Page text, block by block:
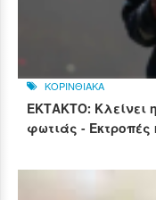
ΚΟΡΙΝΘΙΑΚΑ
ΕΚΤΑΚΤΟ: Κλείνει
φωτιάς -